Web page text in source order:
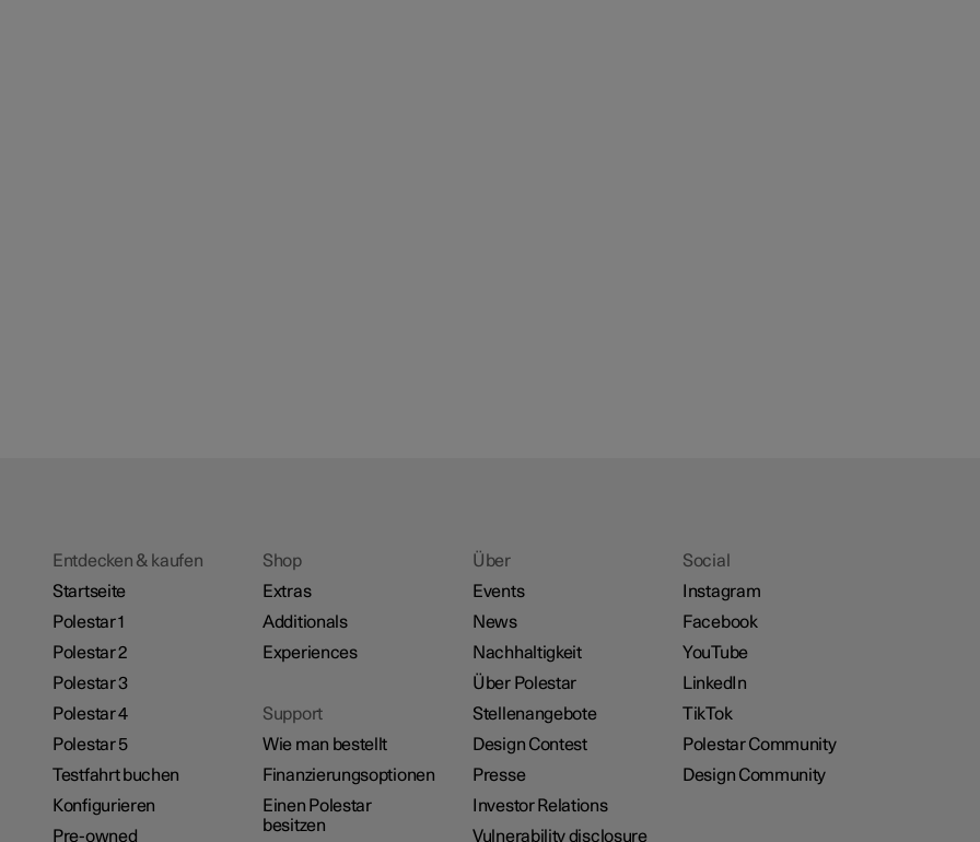
Entdecken & kaufen
Startseite
Polestar 1
Polestar 2
Polestar 3
Polestar 4
Polestar 5
Testfahrt buchen
Konfigurieren
Pre-owned
Shop
Extras
Additionals
Experiences
Support
Wie man bestellt
Finanzierungsoptionen
Einen Polestar
besitzen
Über
Events
News
Nachhaltigkeit
Über Polestar
Stellenangebote
Design Contest
Presse
Investor Relations
Vulnerability disclosure
Social
Instagram
Facebook
YouTube
LinkedIn
TikTok
Polestar Community
Design Community